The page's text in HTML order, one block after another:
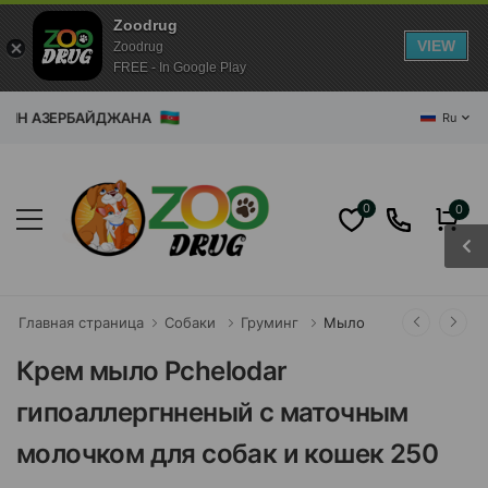
АЗЕРБАЙДЖАНА Ru
0 0
Главная страница Собаки Груминг Мыло
Крем мыло Pchelodar
гипоаллергнненый с маточным
молочком для собак и кошек 250
Zoodrug
Zoodrug
FREE - In Google Play
VIEW